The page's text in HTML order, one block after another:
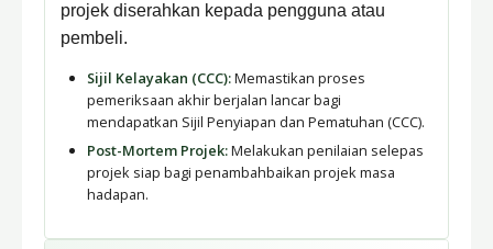
projek diserahkan kepada pengguna atau
pembeli.
Sijil Kelayakan (CCC):Memastikan proses
pemeriksaan akhir berjalan lancar bagi
mendapatkan Sijil Penyiapan dan Pematuhan (CCC).
Post-Mortem Projek:Melakukan penilaian selepas
projek siap bagi penambahbaikan projek masa
hadapan.